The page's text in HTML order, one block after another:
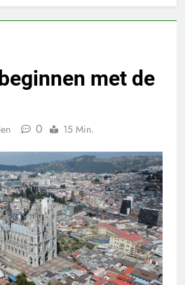
met de
0 15 Min.